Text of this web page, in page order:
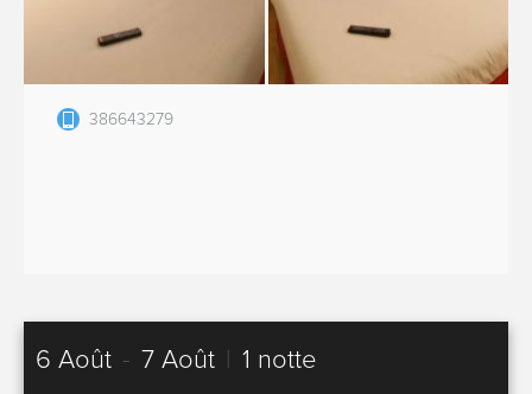
386643279
6 Août - 7 Août 1 notte